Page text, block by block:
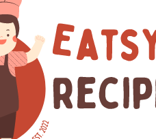
коріандру, лаврового
плівкою і